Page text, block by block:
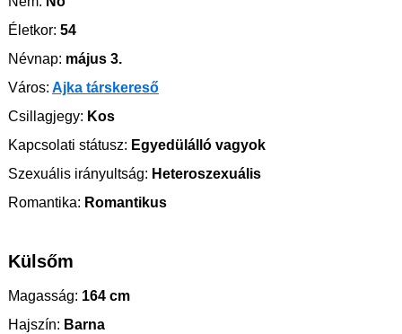
Életkor: 54
Névnap: május 3.
Város: Ajka társkereső
Csillagjegy: Kos
Kapcsolati státusz: Egyedülálló vagyok
Szexuális irányultság: Heteroszexuális
Romantika: Romantikus
Külsőm
Magasság: 164 cm
Hajszín: Barna